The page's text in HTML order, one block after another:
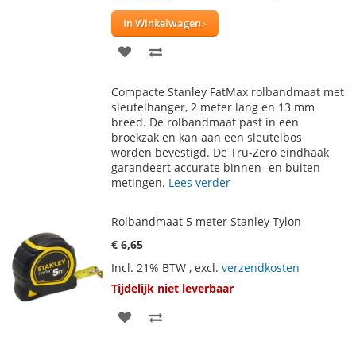
In Winkelwagen
VOEG
AAN
VERLANGLIJST
TE
VERGELIJKEN
Compacte Stanley FatMax rolbandmaat met
sleutelhanger, 2 meter lang en 13 mm
breed. De rolbandmaat past in een
broekzak en kan aan een sleutelbos
worden bevestigd. De Tru-Zero eindhaak
garandeert accurate binnen- en buiten
metingen. Lees verder
Rolbandmaat 5 meter Stanley Tylon
€ 6,65
Incl. 21% BTW , excl. verzendkosten
Tijdelijk niet leverbaar
VOEG